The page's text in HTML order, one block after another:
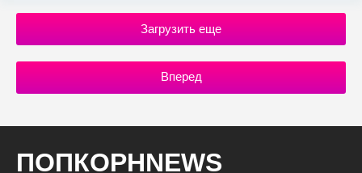
Загрузить еще
Вперед
ПОПКОРНNEWS